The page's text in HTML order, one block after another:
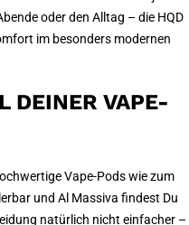
oder den Alltag – die HQD
im besonders modernen
DEINER VAPE-
Vape-Pods wie zum
und Al Massiva findest Du
natürlich nicht einfacher –